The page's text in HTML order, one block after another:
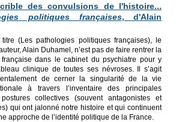
des convulsions de l'histoire...
politiques françaises, d'Alain
(Les pathologies politiques françaises), le
Alain Duhamel, n’est pas de faire rentrer la
dans le cabinet du psychiatre pour y
clinique de toutes ses névroses. Il s’agit
de cerner la singularité de la vie
à travers l’inventaire des principales
collectives (souvent antagonistes et
qui ont jalonné notre histoire et qui continuent
approche de l’identité politique de la France.